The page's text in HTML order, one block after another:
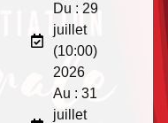
Du : 29
juillet
(10:00)
2026
Au : 31
juillet